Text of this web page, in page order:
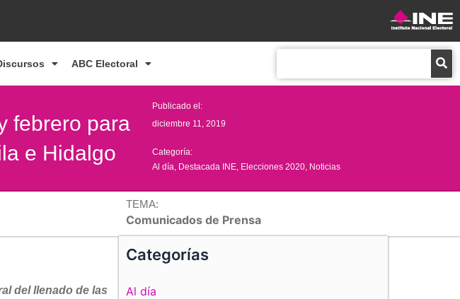
ABC Electoral
febrero para
e Hidalgo
Publicado el:
diciembre 11, 2019
Categoría:
Al día Destacada INE Elecciones 2020 Noticias
TEMA:
Comunicados de Prensa
del llenado de las
Categorías
Al día